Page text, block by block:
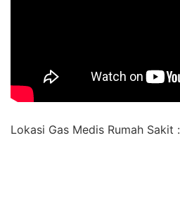
Lokasi Gas Medis Rumah Sakit :